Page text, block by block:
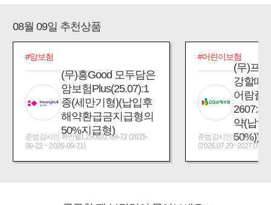
08월 09일 추천상품
#암보험
(무)흥Good 모두담은
암보험Plus(25.07):1
종(세만기형)(납입후
해약환급금지급형의
50%지급형)
준법감시인 확인필L250922-09-72 (2025-
09-22 ~ 2026-09-21)
#어린이보험
(무)프
강할때
어람플
2607:
약(납입
50%))
준법감시인확인필_제